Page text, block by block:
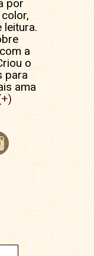
por
leitura.
a
o
para
ama